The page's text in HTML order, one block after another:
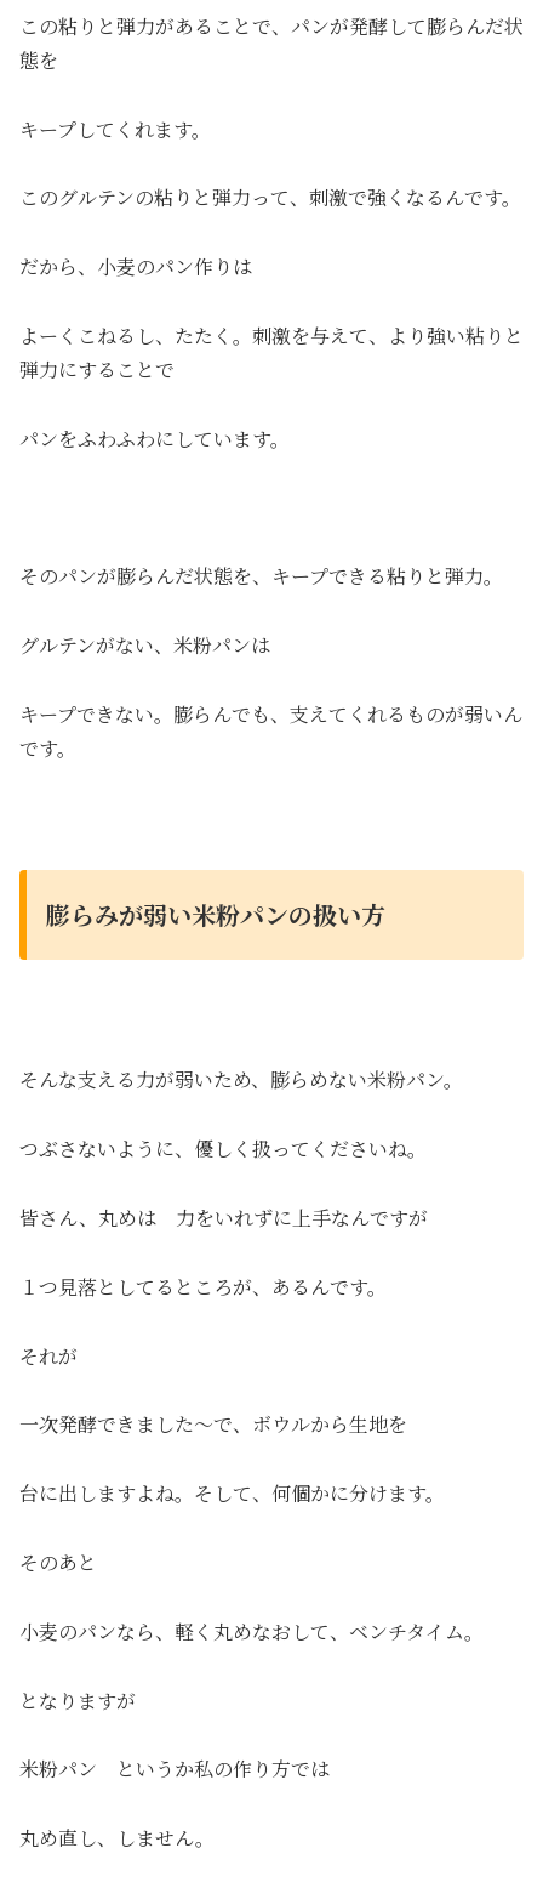
この粘りと弾力があることで、パンが発酵して膨らんだ状
態を
キープしてくれます。
このグルテンの粘りと弾力って、刺激で強くなるんです。
だから、小麦のパン作りは
よーくこねるし、たたく。刺激を与えて、より強い粘りと
弾力にすることで
パンをふわふわにしています。
そのパンが膨らんだ状態を、キープできる粘りと弾力。
グルテンがない、米粉パンは
キープできない。膨らんでも、支えてくれるものが弱いん
です。
膨らみが弱い米粉パンの扱い方
そんな支える力が弱いため、膨らめない米粉パン。
つぶさないように、優しく扱ってくださいね。
皆さん、丸めは 力をいれずに上手なんですが
１つ見落としてるところが、あるんです。
それが
一次発酵できました～で、ボウルから生地を
台に出しますよね。そして、何個かに分けます。
そのあと
小麦のパンなら、軽く丸めなおして、ベンチタイム。
となりますが
米粉パン というか私の作り方では
丸め直し、しません。